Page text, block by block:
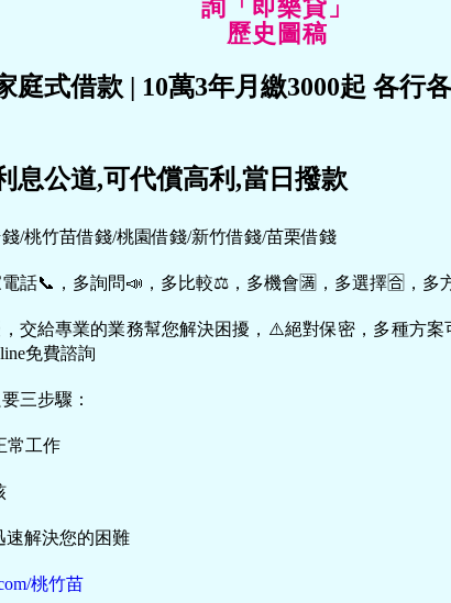
詢「即樂貸」
歷史圖稿
庭式借款 | 10萬3年月繳3000起 各行
息公道,可代償高利,當日撥款
/桃竹苗借錢/桃園借錢/新竹借錢/苗栗借錢
話📞，多詢問📣，多比較⚖，多機會🈵，多選擇🈴，多
交給專業的業務幫您解決困擾，⚠️絕對保密，多種方案
免費諮詢
三步驟：
常工作
解決您的困難
桃竹苗